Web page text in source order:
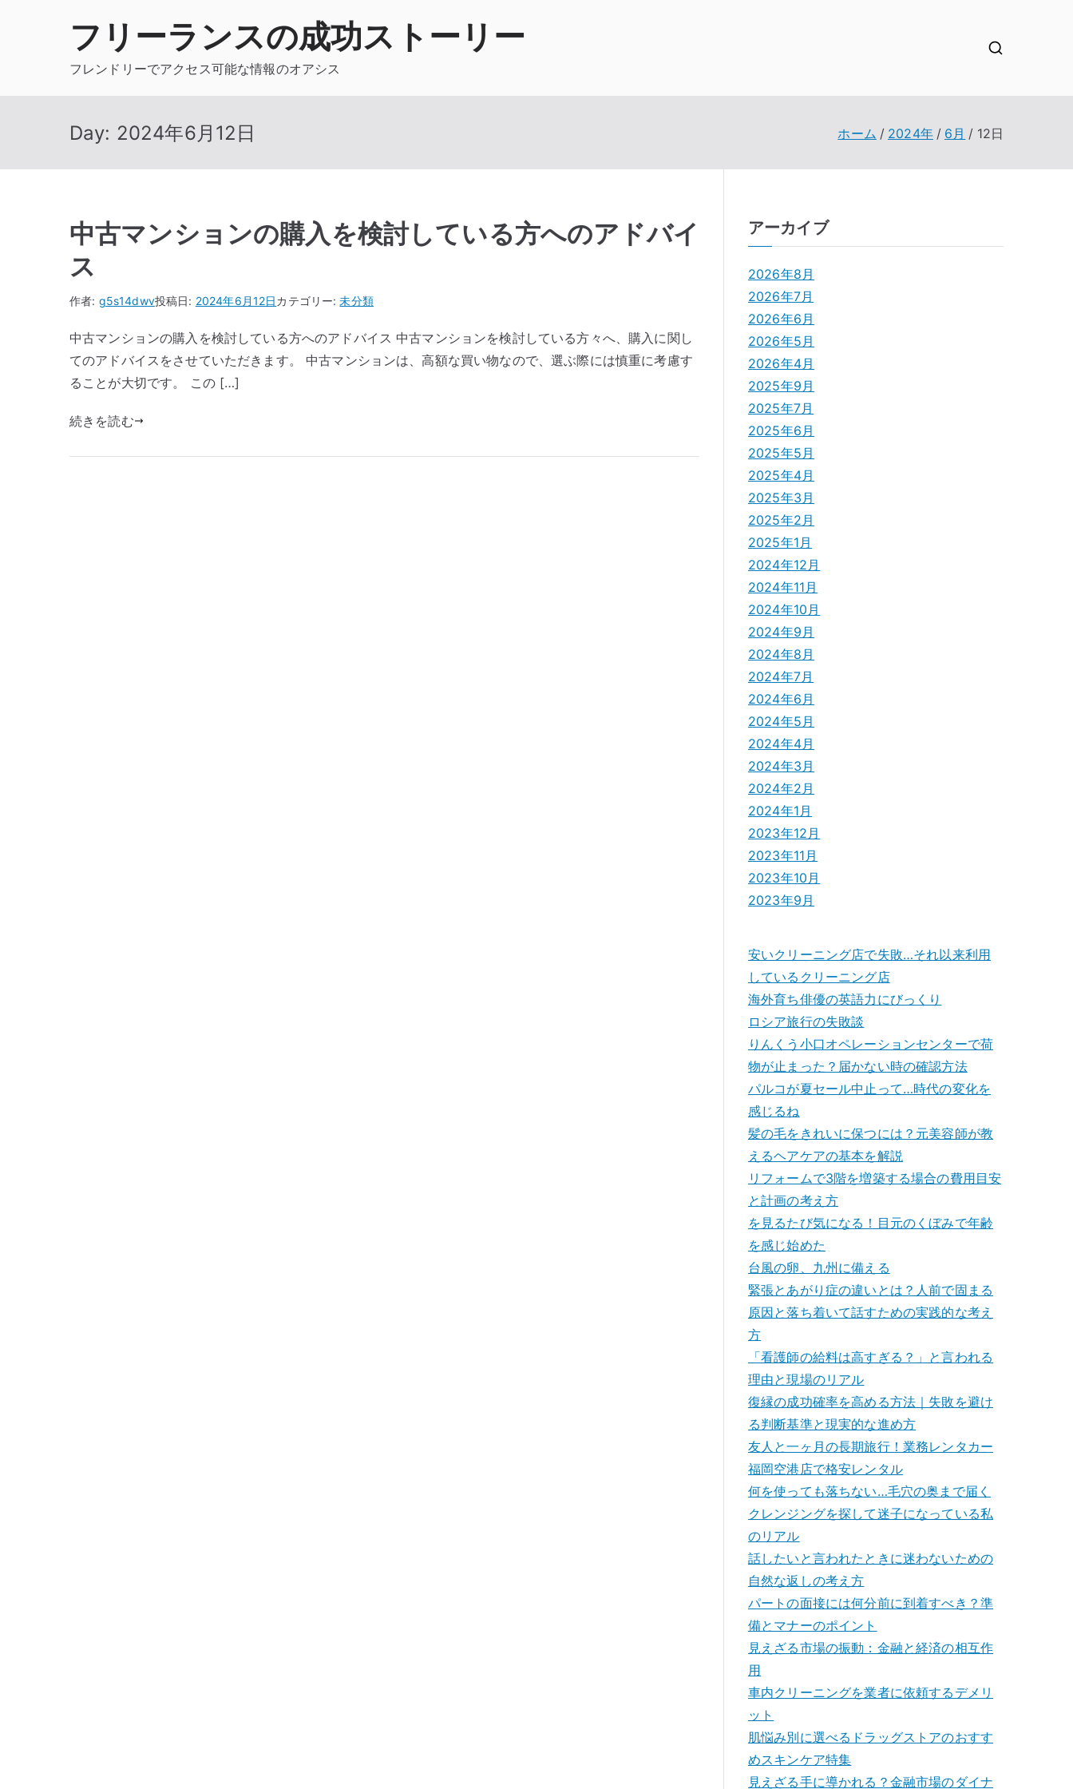
フリーランスの成功ストーリー
フレンドリーでアクセス可能な情報のオアシス
Day: 2024年6月12日 ホーム 2024年 6月 12日
中古マンションの購入を検討している方へのアドバイ
ス
作者: g5s14dwv投稿日: 2024年6月12日カテゴリー:未分類
中古マンションの購入を検討している方へのアドバイス 中古マンションを検討している方々へ、購入に関し
てのアドバイスをさせていただきます。 中古マンションは、高額な買い物なので、選ぶ際には慎重に考慮す
ることが大切です。 この […]
続きを読む
アーカイブ
2026年8月
2026年7月
2026年6月
2026年5月
2026年4月
2025年9月
2025年7月
2025年6月
2025年5月
2025年4月
2025年3月
2025年2月
2025年1月
2024年12月
2024年11月
2024年10月
2024年9月
2024年8月
2024年7月
2024年6月
2024年5月
2024年4月
2024年3月
2024年2月
2024年1月
2023年12月
2023年11月
2023年10月
2023年9月
安いクリーニング店で失敗…それ以来利用
しているクリーニング店
海外育ち俳優の英語力にびっくり
ロシア旅行の失敗談
りんくう小口オペレーションセンターで荷
物が止まった？届かない時の確認方法
パルコが夏セール中止って…時代の変化を
感じるね
髪の毛をきれいに保つには？元美容師が教
えるヘアケアの基本を解説
リフォームで3階を増築する場合の費用目安
と計画の考え方
を見るたび気になる！目元のくぼみで年齢
を感じ始めた
台風の卵、九州に備える
緊張とあがり症の違いとは？人前で固まる
原因と落ち着いて話すための実践的な考え
方
「看護師の給料は高すぎる？」と言われる
理由と現場のリアル
復縁の成功確率を高める方法｜失敗を避け
る判断基準と現実的な進め方
友人と一ヶ月の長期旅行！業務レンタカー
福岡空港店で格安レンタル
何を使っても落ちない…毛穴の奥まで届く
クレンジングを探して迷子になっている私
のリアル
話したいと言われたときに迷わないための
自然な返しの考え方
パートの面接には何分前に到着すべき？準
備とマナーのポイント
見えざる市場の振動：金融と経済の相互作
用
車内クリーニングを業者に依頼するデメリ
ット
肌悩み別に選べるドラッグストアのおすす
めスキンケア特集
見えざる手に導かれる？金融市場のダイナ